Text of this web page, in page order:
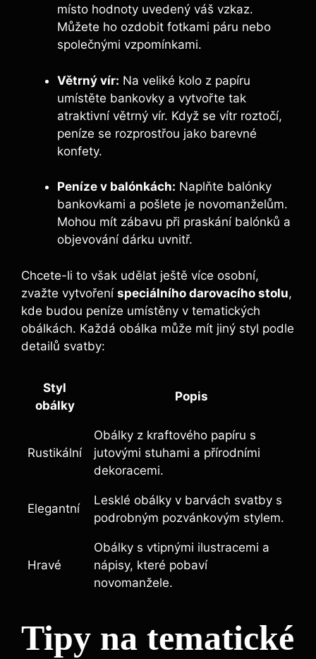
místo hodnoty uvedený váš vzkaz.
Můžete ho ozdobit fotkami páru nebo
společnými vzpomínkami.
Větrný vír: Na veliké kolo z papíru
umístěte bankovky a vytvořte tak
atraktivní větrný vír. Když se vítr roztočí,
peníze se rozprostřou jako barevné
konfety.
Peníze v balónkách: Naplňte balónky
bankovkami a pošlete je novomanželům.
Mohou mít zábavu při praskání balónků a
objevování dárku uvnitř.
Chcete-li to však udělat ještě více osobní,
zvažte vytvoření speciálního darovacího stolu,
kde budou peníze umístěny v tematických
obálkách. Každá obálka může mít jiný styl podle
detailů svatby:
Styl
obálky
Popis
Rustikální
Obálky z kraftového papíru s
jutovými stuhami a přírodními
dekoracemi.
Elegantní
Lesklé obálky v barvách svatby s
podrobným pozvánkovým stylem.
Hravé
Obálky s vtipnými ilustracemi a
nápisy, které pobaví
novomanžele.
Tipy na tematické